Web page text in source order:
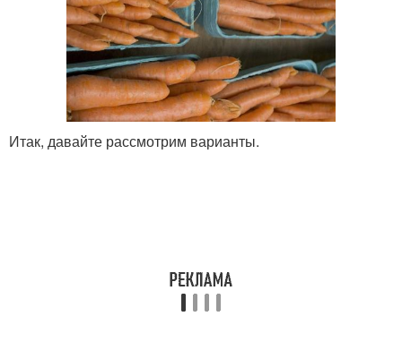
Итак, давайте рассмотрим варианты.